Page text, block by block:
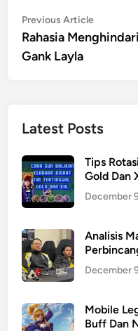
Post
navigation
Previous ArticlePrevious
article:
Rahasia Menghindari
Gank Layla
Latest Posts
Tips
Gold Dan
December
Analisis
December
Mobile
Buff Dan